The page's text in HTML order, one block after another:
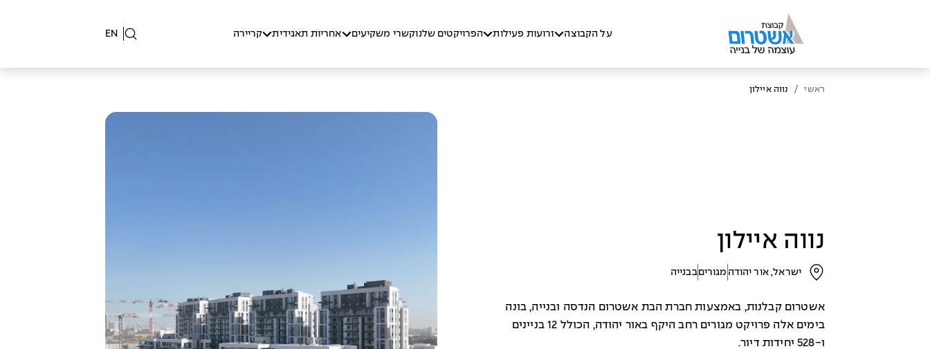
על הקבוצה זרועות פעילות הפרויקטים שלנוקשרי משקיעים אחריות תאגידית קריירה EN
ראשי / נווה איילון
נווה איילון
ישראל, אור יהודה מגוריםבבנייה
אשטרום קבלנות, באמצעות חברת הבת אשטרום הנדסה ובנייה, בונה
בימים אלה פרויקט מגורים רחב היקף באור יהודה, הכולל 12 בניינים
ו-528 יחידות דיור.